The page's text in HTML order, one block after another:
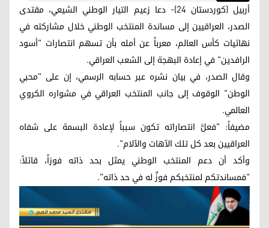
أربيل (كوردستان 24)- دعا زعيم التيار الوطني الشيعي، مقتدى
الصدر، العراقيين إلى مساندة المنتخب الوطني خلال مشاركته في
نهائيات كأس العالم، معرباً عن أمله بأن تسهم انتصارات "أسود
الرافدين" في إعادة البهجة إلى الشعب العراقي.
وقال الصدر، في بيان نشره عبر حسابه الرسمي، إن على "محبي
الوطن" الوقوف إلى جانب المنتخب العراقي في مشواره الكروي
العالمي.
مضيفاً: "فعلَّ انتصاراته تكون سبباً لإعادة البسمة على شفاه
العراقيين بعد كل تلك الآهات والآلام".
وأكد أن دعم المنتخب الوطني يمثل بحد ذاته فوزاً، قائلاً:
"فمساندتكم لمنتخبكم فوزٌ له في حد ذاته".